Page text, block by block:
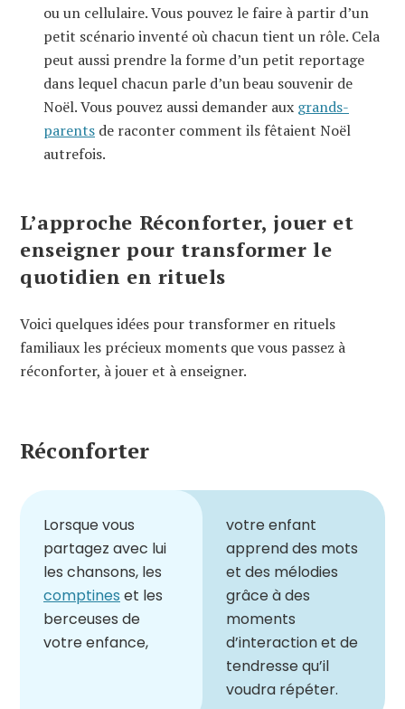
ou un cellulaire. Vous pouvez le faire à partir d’un
petit scénario inventé où chacun tient un rôle. Cela
peut aussi prendre la forme d’un petit reportage
dans lequel chacun parle d’un beau souvenir de
Noël. Vous pouvez aussi demander aux grands-
parents de raconter comment ils fêtaient Noël
autrefois.
L’approche Réconforter, jouer et
enseigner pour transformer le
quotidien en rituels
Voici quelques idées pour transformer en rituels
familiaux les précieux moments que vous passez à
réconforter, à jouer et à enseigner.
Réconforter
Lorsque vous
partagez avec lui
les chansons, les
comptines et les
berceuses de
votre enfance,
votre enfant
apprend des mots
et des mélodies
grâce à des
moments
d’interaction et de
tendresse qu’il
voudra répéter.